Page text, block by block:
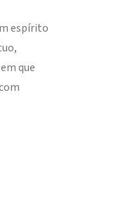
espírito
que